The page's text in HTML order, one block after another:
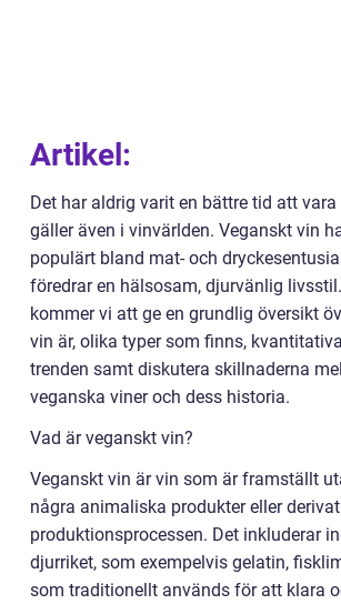
Artikel:
Det har aldrig varit en bättre tid att vara
gäller även i vinvärlden. Veganskt vin
populärt bland mat- och
föredrar en hälsosam, djurvänlig
kommer vi att ge en grundlig översikt
vin är, olika typer som finns,
trenden samt diskutera skillnaderna
veganska viner och dess historia.
Vad är veganskt vin?
Veganskt vin är vin som är framställt
några animaliska produkter eller
produktionsprocessen. Det inkluderar
djurriket, som exempelvis gelatin,
som traditionellt används för att klara